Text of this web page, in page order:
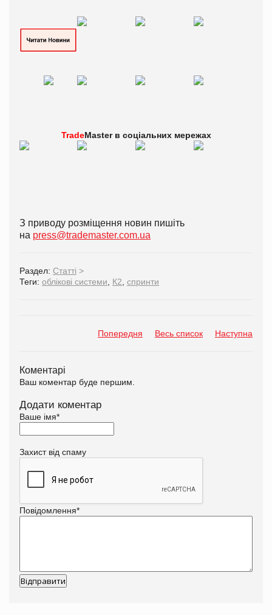
TradeMaster в соціальних мережах
З приводу розміщення новин пишіть
на press@trademaster.com.ua
Раздел: Статті >
Теги: облікові системи, К2, спринти
Попередня Весь список Наступна
Коментарі
Ваш коментар буде першим.
Додати коментар
Ваше імя*
Захист від спаму
Повідомлення*